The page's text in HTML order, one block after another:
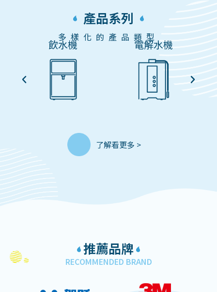
產品系列
多樣化的產品類型
飲水機 電解水機
了解看更多 >
推薦品牌
RECOMMENDED BRAND